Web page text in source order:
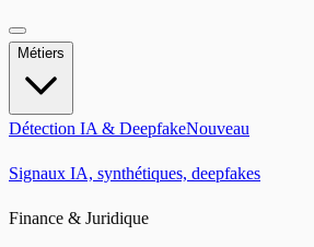
Métiers
Détection IA & DeepfakeNouveau
Signaux IA, synthétiques, deepfakes
Finance & Juridique